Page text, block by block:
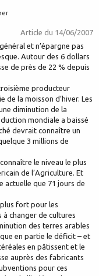
Article du 14/06/2007
et n’épargne pas
Autour des 6 dollars
de près de 22 % depuis
producteur
la moisson d’hiver. Les
diminution de la
mondiale a baissé
devrait connaître un
3 millions de
le niveau le plus
de l’Agriculture. Et
actuelle que 71 jours de
fort pour les
changer de cultures
des terres arables
en partie le déficit – et
en pâtissent et le
auprès des fabricants
pour ces